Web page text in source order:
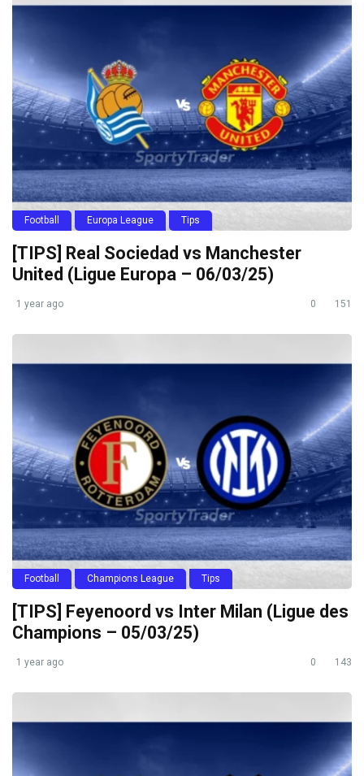
Football Europa League Tips
[TIPS] Real Sociedad vs Manchester
United (Ligue Europa – 06/03/25)
1 year ago 0 151
Football Champions League Tips
[TIPS] Feyenoord vs Inter Milan (Ligue des
Champions – 05/03/25)
1 year ago 0 143